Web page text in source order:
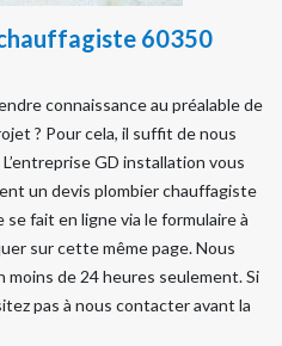
60350
connaissance au préalable de
? Pour cela, il suffit de nous
GD installation vous
un devis plombier chauffagiste
fait en ligne via le formulaire à
sur cette même page. Nous
de 24 heures seulement. Si
pas à nous contacter avant la